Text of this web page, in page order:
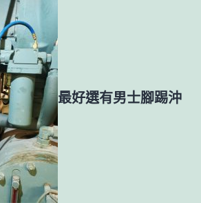
最好選有男士腳踢沖